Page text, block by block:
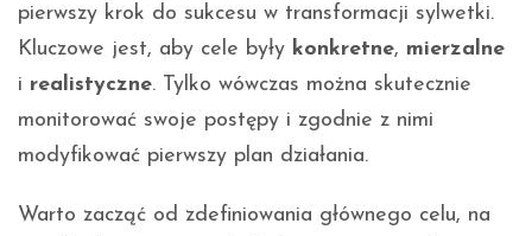
pierwszy krok do sukcesu w transformacji sylwetki.
Kluczowe jest, aby cele były konkretne, mierzalne
i realistyczne. Tylko wówczas można skutecznie
monitorować swoje postępy i zgodnie z nimi
modyfikować pierwszy plan działania.
Warto zacząć od zdefiniowania głównego celu, na